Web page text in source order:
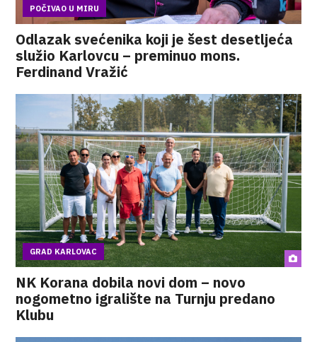
POČIVAO U MIRU
Odlazak svećenika koji je šest desetljeća
služio Karlovcu – preminuo mons.
Ferdinand Vražić
GRAD KARLOVAC
NK Korana dobila novi dom – novo
nogometno igralište na Turnju predano
Klubu